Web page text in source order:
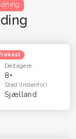
Deltagere
8+
Sted(Indenfor)
Sjælland